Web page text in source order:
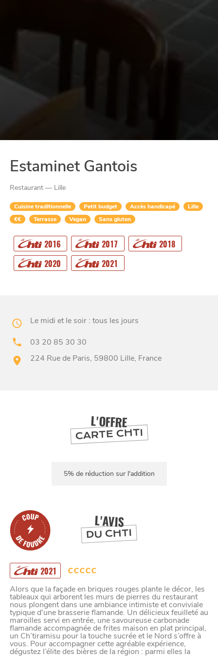
Estaminet Gantois
Restaurant — Lille
Cuisine traditionnelle Petit budget Accès handicapé
Lille
€€
Terrasse Vegan Sans gluten
2016 2017
2018
2020
2021
L'AVIS
DU CHTI
2021
Alors que la façade en briques rouges plante le décor, les
tableaux qui arborent les murs de pierres du restaurant
nous plongent dans une ambiance intimiste et conviviale
typique d'une brasserie flamande. Un délicieux feuilleté au
maroilles servi en entrée, une savoureuse carbonade
flamande accompagnée de frites maison en plat principal,
un Ch’tiramisu pour la touche sucrée et le Nord s’offre à
vous. Pour accompagner cette agréable expérience,
dégustez l’élite des bières de la région : parmi elles la
Le midi et le soir : tous les jours
03 20 85 30 30
224 Rue de Paris, 59800 Lille, France
L'OFFRE
CARTE CHTI
5% de réduction sur l'addition
CHTITE
CANAILLE
LILLE
DEPUIS
1973